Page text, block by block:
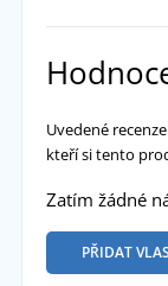
Uvedené
kteří si tento
Zatím žádné
PŘIDAT